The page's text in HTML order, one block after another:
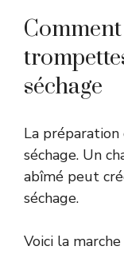
séchage
La
séchage. Un
abîmé peut
séchage.
Voici la